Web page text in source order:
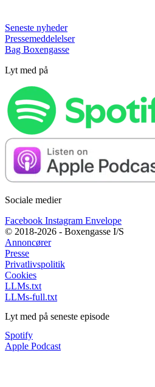
Seneste nyheder
Pressemeddelelser
Bag Boxengasse
Lyt med på
Sociale medier
Facebook Instagram Envelope
© 2018-2026 - Boxengasse I/S
Annoncører
Presse
Privatlivspolitik
Cookies
LLMs.txt
LLMs-full.txt
Lyt med på seneste episode
Spotify
Apple Podcast